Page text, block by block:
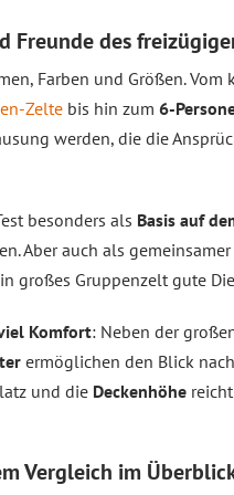
Freunde des
Farben und Größen. Vom
Zelte bis hin zum 6-
werden, die die
besonders als Basis auf
Aber auch als gemeinsamer
großes Gruppenzelt gute
Komfort: Neben der
ermöglichen den Blick
und die Deckenhöhe
Vergleich im